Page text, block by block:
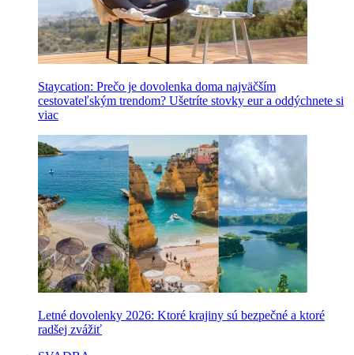
Staycation: Prečo je dovolenka doma najväčším
cestovateľským trendom? Ušetríte stovky eur a oddýchnete si
viac
Letné dovolenky 2026: Ktoré krajiny sú bezpečné a ktoré
radšej zvážiť